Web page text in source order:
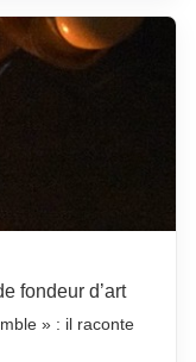
fondeur d’art
» : il raconte